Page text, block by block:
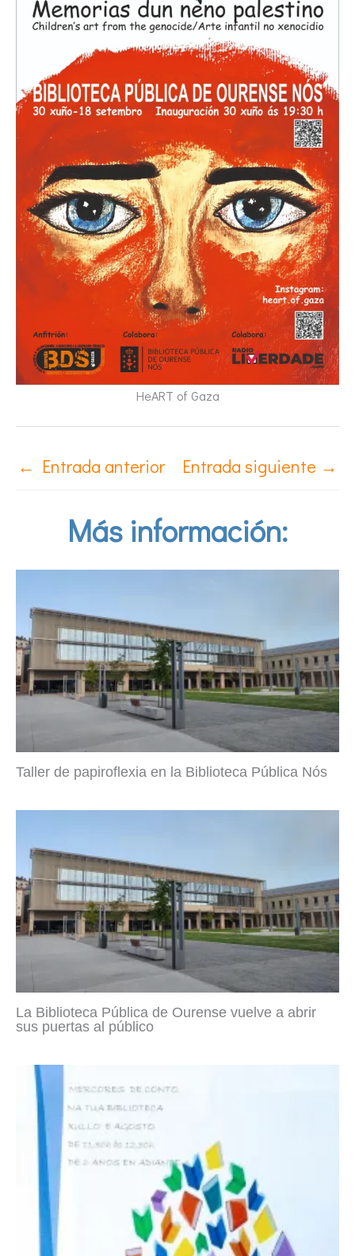
HeART of Gaza
← Entrada anterior Entrada siguiente →
Más información:
Taller de papiroflexia en la Biblioteca Pública Nós
La Biblioteca Pública de Ourense vuelve a abrir
sus puertas al público